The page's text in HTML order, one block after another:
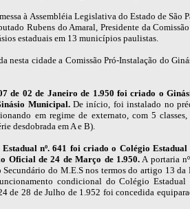
à Assembléia Legislativa do Estado de São
Rubens do Amaral, Presidente da
estaduais em 13 municípios paulistas.
nesta cidade a Comissão Pró-Instalação do
de 02 de Janeiro de 1.950 foi criado o
Municipal.De início, foi instalado no
em regime de externato, com 5
desdobrada em A e B).
nº. 641 foi criado o Colégio Estadual
Oficial de 24 de Março de 1.950. A portaria
do M.E.S nos termos do artigo 13 da
condicional do Colégio Estadual
de 28 de Julho de 1.952 foi concedida